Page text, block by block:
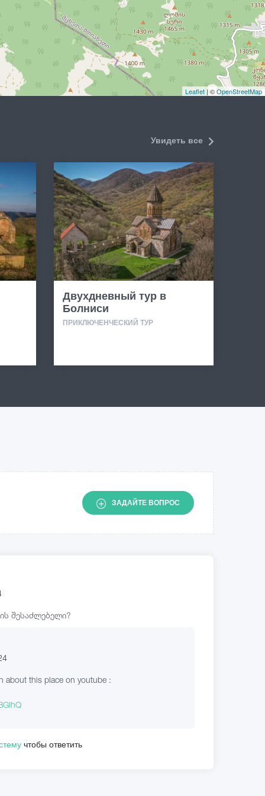
Leaflet | ©OpenStreetMap
Увидеть все
Двухдневный тур в
Болниси
ПРИКЛЮЧЕНЧЕСКИЙ ТУР
ЗАДАЙТЕ ВОПРОС
შესაძლებელი?
about this place on youtube :
чтобы ответить